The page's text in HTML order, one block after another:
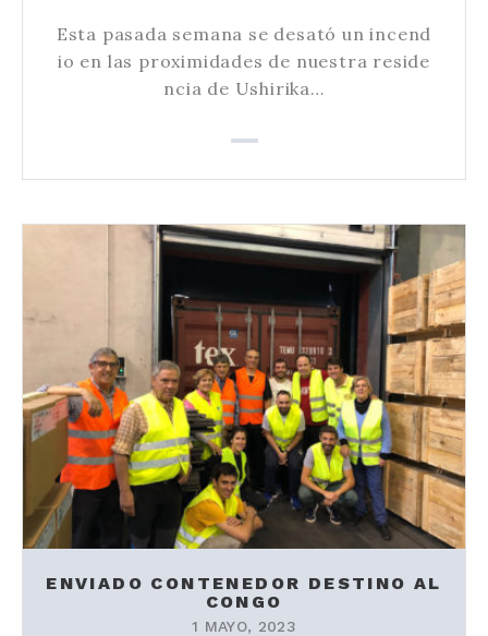
Esta pasada semana se desató un incend
io en las proximidades de nuestra reside
ncia de Ushirika…
ENVIADO CONTENEDOR DESTINO AL
CONGO
1 MAYO, 2023